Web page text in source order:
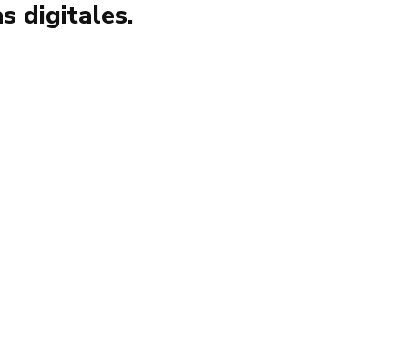
digitales.